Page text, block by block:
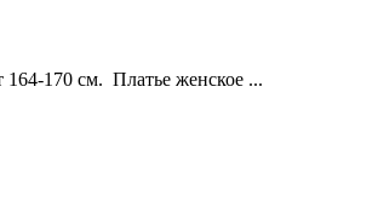
164-170 см. Платье женское ...